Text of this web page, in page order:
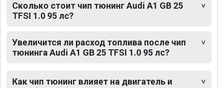
Сколько стоит чип тюнинг Audi A1 GB 25
TFSI 1.0 95 лс?
Увеличится ли расход топлива после чип
тюнинга Audi A1 GB 25 TFSI 1.0 95 лс?
Как чип тюнинг влияет на двигатель и